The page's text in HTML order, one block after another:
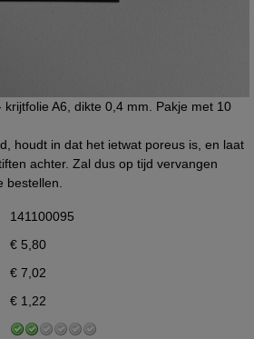
A6, dikte 0,4 mm. Pakje met 10
houdt in dat het ietwat poreus is, en laat
achter. Zal dus op tijd vervangen
bestellen.
141100095
€ 5,80
€ 7,02
€ 1,22